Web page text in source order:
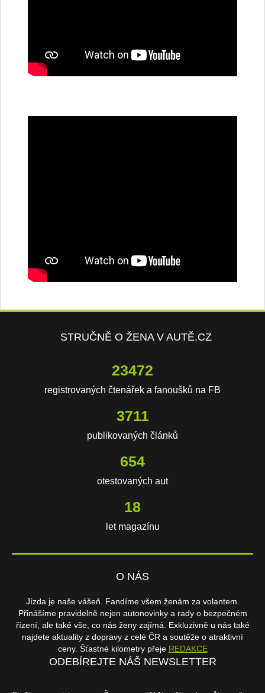
STRUČNĚ O ŽENA V AUTĚ.CZ
23472
registrovaných čtenářek a fanoušků na FB
3711
publikovaných článků
654
otestovaných aut
18
let magazínu
O NÁS
Jízda je naše vášeň. Fandíme všem ženám za volantem.
Přinášíme pravidelně nejen autonovinky a rady o bezpečném
řízení, ale také vše, co nás ženy zajímá. Exkluzivně u nás také
najdete aktuality z dopravy z celé ČR a soutěže o atraktivní
ceny. Šťastné kilometry přeje REDAKCE
ODEBÍREJTE NÁŠ NEWSLETTER